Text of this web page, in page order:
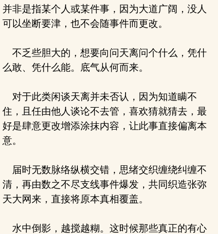
并非是指某个人或某件事，因为大道广阔，没人
可以坐断要津，也不会随事件而更改。
不乏些胆大的，想要向问天离问个什么，凭什
么敢、凭什么能。底气从何而来。
对于此类闲谈天离并未否认，因为知道瞒不
住，且任由他人谈论不去管，喜欢猜就猜去，最
好是肆意更改增添涂抹内容，让此事直接偏离本
意。
届时无数脉络纵横交错，思绪交织缠绕纠缠不
清，再由数之不尽支线事件爆发，共同织造张弥
天大网来，直接将原本真相覆盖。
水中倒影，越搅越糊。这时候那些真正的有心